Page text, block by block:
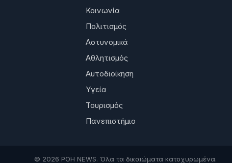
Κοινωνία
Πολιτισμός
Αστυνομικά
Αθλητισμός
Αυτοδιοίκηση
Υγεία
Τουρισμός
Πανεπιστήμιο
© 2026 ΡΟΗ NEWS. Όλα τα δικαιώματα κατοχυρωμένα.